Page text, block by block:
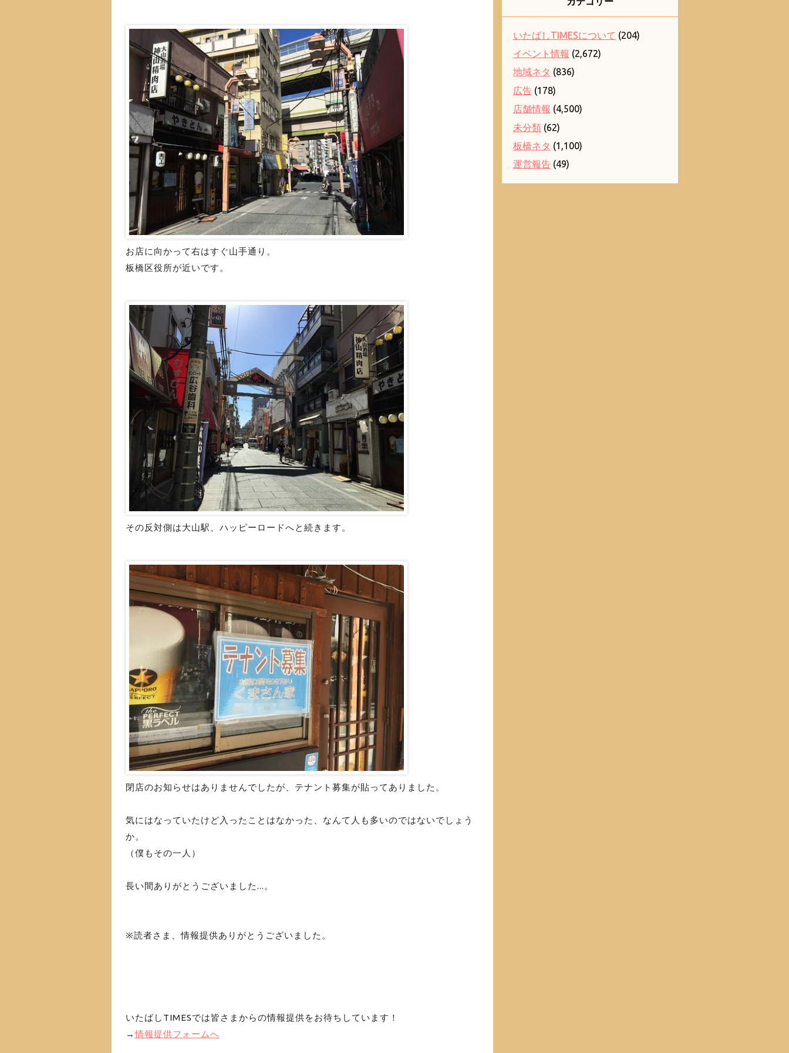
お店に向かって右はすぐ山手通り。
板橋区役所が近いです。
その反対側は大山駅、ハッピーロードへと続きます。
閉店のお知らせはありませんでしたが、テナント募集が貼ってありました。
気にはなっていたけど入ったことはなかった、なんて人も多いのではないでしょう
か。
（僕もその一人）
長い間ありがとうございました...。
※読者さま、情報提供ありがとうございました。
いたばしTIMESでは皆さまからの情報提供をお待ちしています！
→情報提供フォームへ
いたばしTIMESについて (204)
イベント情報 (2,672)
地域ネタ (836)
広告(178)
店舗情報 (4,500)
未分類(62)
板橋ネタ (1,100)
運営報告(49)